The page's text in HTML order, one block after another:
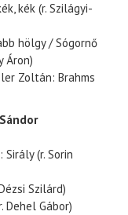
kék (r. Szilágyi-
hölgy / Sógornő
Áron)
Zoltán: Brahms
Sirály (r. Sorin
Szilárd)
Dehel Gábor)